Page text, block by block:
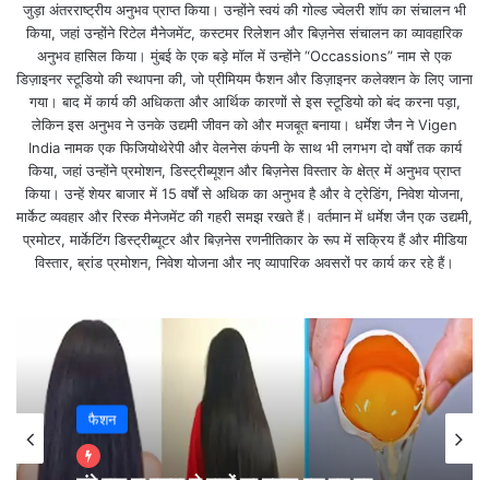
वृषभ – ई, ऊ, ए, ओ, वा, वी, वू, वे, वो (Taurus):
आज मौज-मस्ती का दिन है l आज दोस्तों या परिवारों के साथ
घूमने-फिरने का प्लान बना ले l आज का दिन आपकी यात्रा के लिए
शुभ है l जो जातक विदेश जाने के लिए प्रयास कर रहे है आज उन्हें
सफलता मिलेंगी l
मिथुन – का, की, कू, घ, ङ, छ, के, को, ह (Gemini):
आज समाज में आपका मान-सम्मान बढेगा l लोग आपकी प्रशंसा
करेंगे l किसी प्रेम प्रसंग में या अपने जीवन साथी से आज
नजदीकियां बढ़ाने का दिन है l कुछ उपहार ले आज आप उन्हें खुश
कर सकते है l
जुड़ा अंतरराष्ट्रीय अनुभव प्राप्त किया। उन्होंने स्वयं की गोल्ड ज्वेलरी शॉप का संचालन भी
किया, जहां उन्होंने रिटेल मैनेजमेंट, कस्टमर रिलेशन और बिज़नेस संचालन का व्यावहारिक
अनुभव हासिल किया। मुंबई के एक बड़े मॉल में उन्होंने “Occassions” नाम से एक
डिज़ाइनर स्टूडियो की स्थापना की, जो प्रीमियम फैशन और डिज़ाइनर कलेक्शन के लिए जाना
गया। बाद में कार्य की अधिकता और आर्थिक कारणों से इस स्टूडियो को बंद करना पड़ा,
लेकिन इस अनुभव ने उनके उद्यमी जीवन को और मजबूत बनाया। धर्मेश जैन ने Vigen
India नामक एक फिजियोथेरेपी और वेलनेस कंपनी के साथ भी लगभग दो वर्षों तक कार्य
किया, जहां उन्होंने प्रमोशन, डिस्ट्रीब्यूशन और बिज़नेस विस्तार के क्षेत्र में अनुभव प्राप्त
किया। उन्हें शेयर बाजार में 15 वर्षों से अधिक का अनुभव है और वे ट्रेडिंग, निवेश योजना,
मार्केट व्यवहार और रिस्क मैनेजमेंट की गहरी समझ रखते हैं। वर्तमान में धर्मेश जैन एक उद्यमी,
प्रमोटर, मार्केटिंग डिस्ट्रीब्यूटर और बिज़नेस रणनीतिकार के रूप में सक्रिय हैं और मीडिया
विस्तार, ब्रांड प्रमोशन, निवेश योजना और नए व्यापारिक अवसरों पर कार्य कर रहे हैं।
फैशन